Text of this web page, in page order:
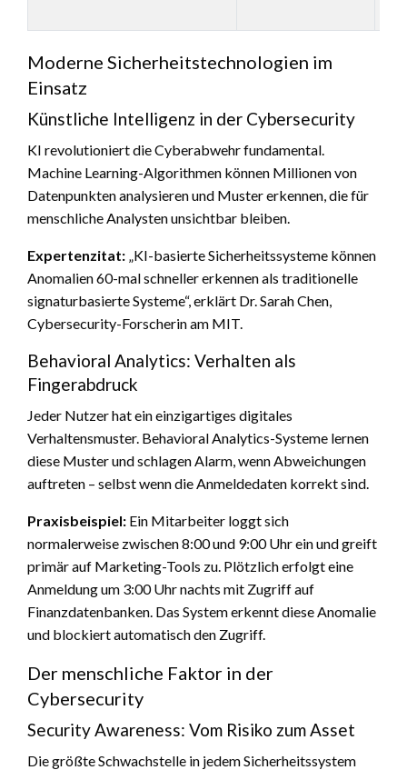
Moderne Sicherheitstechnologien im
Einsatz
Künstliche Intelligenz in der Cybersecurity
KI revolutioniert die Cyberabwehr fundamental.
Machine Learning-Algorithmen können Millionen von
Datenpunkten analysieren und Muster erkennen, die für
menschliche Analysten unsichtbar bleiben.
Expertenzitat: „KI-basierte Sicherheitssysteme können
Anomalien 60-mal schneller erkennen als traditionelle
signaturbasierte Systeme“, erklärt Dr. Sarah Chen,
Cybersecurity-Forscherin am MIT.
Behavioral Analytics: Verhalten als
Fingerabdruck
Jeder Nutzer hat ein einzigartiges digitales
Verhaltensmuster. Behavioral Analytics-Systeme lernen
diese Muster und schlagen Alarm, wenn Abweichungen
auftreten – selbst wenn die Anmeldedaten korrekt sind.
Praxisbeispiel: Ein Mitarbeiter loggt sich
normalerweise zwischen 8:00 und 9:00 Uhr ein und greift
primär auf Marketing-Tools zu. Plötzlich erfolgt eine
Anmeldung um 3:00 Uhr nachts mit Zugriff auf
Finanzdatenbanken. Das System erkennt diese Anomalie
und blockiert automatisch den Zugriff.
Der menschliche Faktor in der
Cybersecurity
Security Awareness: Vom Risiko zum Asset
Die größte Schwachstelle in jedem Sicherheitssystem